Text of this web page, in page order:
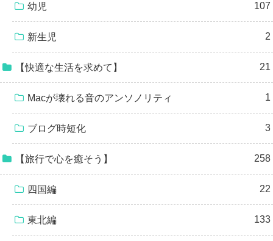
幼児 107
新生児 2
【快適な生活を求めて】 21
Macが壊れる音のアンソノリティ 1
ブログ時短化 3
【旅行で心を癒そう】 258
四国編 22
東北編 133